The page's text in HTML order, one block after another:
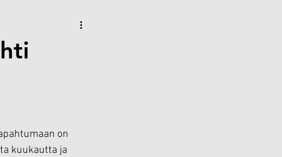
on
kuukautta ja